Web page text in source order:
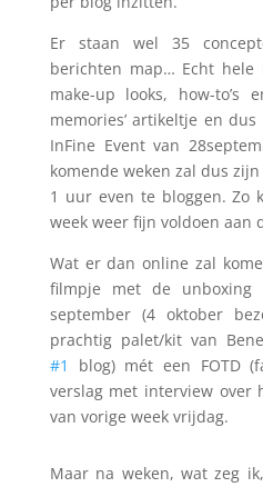
Er staan wel 35
berichten map… Echt hele
make-up looks, how-to’s
memories’ artikeltje en
InFine Event van
komende weken zal dus
1 uur even te bloggen. Zo
week weer fijn voldoen aan
Wat er dan online zal
filmpje met de unboxing
september (4 oktober
prachtig palet/kit van
#1
blog) mét een FOTD
verslag met interview over
van vorige week vrijdag.
Maar na weken, wat zeg